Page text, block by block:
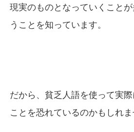
現実のものとなっていくこと
うことを知っています。
だから、貧乏人語を使って実
ことを恐れているのかもしれま